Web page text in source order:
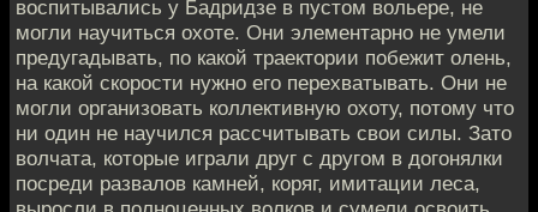
воспитывались у Бадридзе в пустом вольере, не
могли научиться охоте. Они элементарно не умели
предугадывать, по какой траектории побежит олень,
на какой скорости нужно его перехватывать. Они не
могли организовать коллективную охоту, потому что
ни один не научился рассчитывать свои силы. Зато
волчата, которые играли друг с другом в догонялки
посреди развалов камней, коряг, имитации леса,